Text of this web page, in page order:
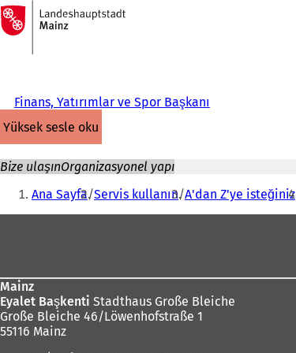
İçeriğe atla
Ana
sayfaya
Finans, Yatırımlar ve Spor Başkanı
yüksek sesle oku
Bize ulaşınOrganizasyonel yapı
Buradasınız:
Ana Sayfa Servis kullanın A'dan Z'ye isteğiniz
Mainz
Eyalet Başkenti Stadthaus Große Bleiche
Große Bleiche 46/Löwenhofstraße 1
55116 Mainz